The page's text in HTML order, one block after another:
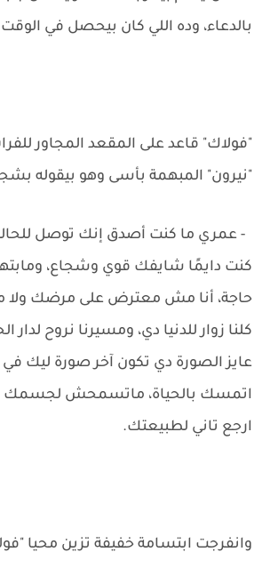
بالدعاء، وده اللي كان بيحصل في
"فولاك" قاعد على المقعد المجاور
"نيرون" المبهمة بأسى وهو بيقوله
- عمري ما كنت أصدق إنك توصل
كنت دايمًا شايفك قوي وشجاع،
حاجة، أنا مش معترض على مرضك ولا
كلنا زوار للدنيا دي، ومسيرنا نروح
عايز الصورة دي تكون آخر صورة ليك في
اتمسك بالحياة، ماتسمحش لجسمك
ارجع تاني لطبيعتك.
وانفرجت ابتسامة خفيفة تزين محيا